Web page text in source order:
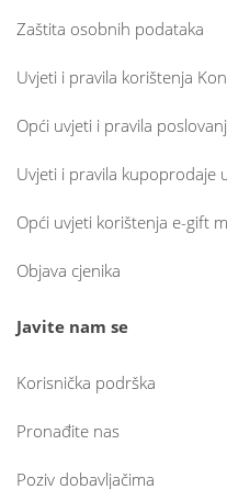
Zaštita osobnih podataka
Uvjeti i pravila korištenja
Opći uvjeti i pravila
Uvjeti i pravila kupoprodaje
Opći uvjeti korištenja e-gift
Objava cjenika
Javite nam se
Korisnička podrška
Pronađite nas
Poziv dobavljačima